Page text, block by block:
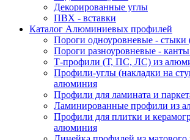
Декорированные углы
ПВХ - вставки
Каталог Алюминиевых профилей
Пороги одноуровневые -
Пороги разноуровневые -
Т-профили (Т, ПС, ЛС) из
Профили-углы (накладки на
алюминия
Профили для ламината и
Ламинированные профили из
Профили для плитки и
алюминия